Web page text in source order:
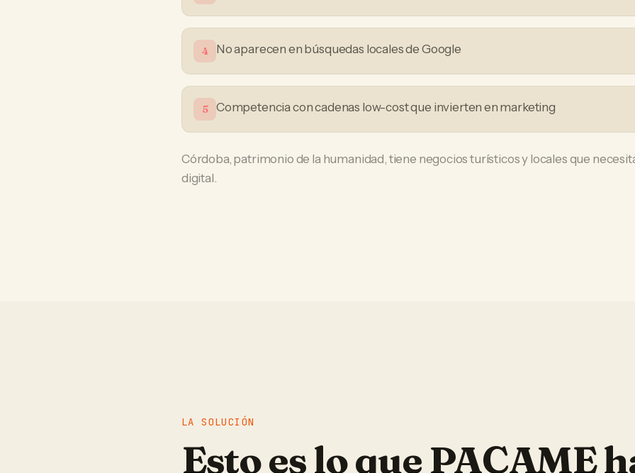
4 No aparecen en búsquedas locales de Google
5 Competencia con cadenas low-cost que invierten en marketing
Córdoba, patrimonio de la humanidad, tiene negocios turísticos y locales que
digital.
LA SOLUCIÓN
Esto es lo que PACAME